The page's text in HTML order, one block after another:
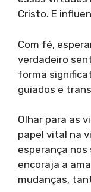
Cristo. E
Com fé,
verdadeiro
forma
guiados e
Olhar para as
papel vital na
esperança
encoraja a
mudanças,